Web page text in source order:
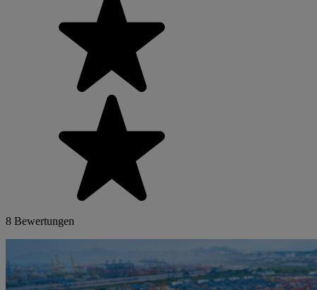
8 Bewertungen